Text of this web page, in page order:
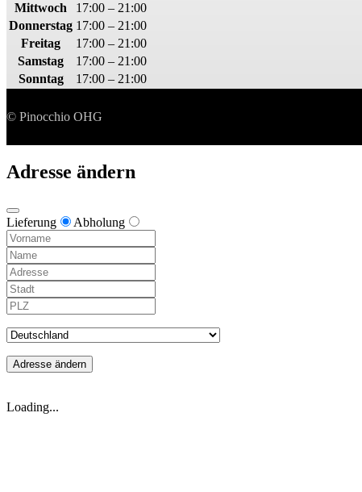
Mittwoch
17:00 – 21:00
Donnerstag 17:00 – 21:00
Freitag
17:00 – 21:00
Samstag
17:00 – 21:00
Sonntag
17:00 – 21:00
© Pinocchio OHG
Adresse ändern
Lieferung Abholung
Adresse ändern
Loading...